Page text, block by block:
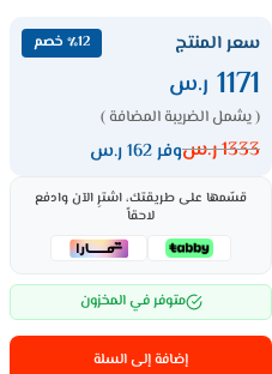
سعر المنتج ٪12 خصم
1171 ر.س
( يشمل الضريبة المضافة )
1333ر.سوفر 162 ر.س
قسّمها على طريقتك، اشترِ الآن وادفع
لاحقاً
متوفر في المخزون
إضافة إلى السلة